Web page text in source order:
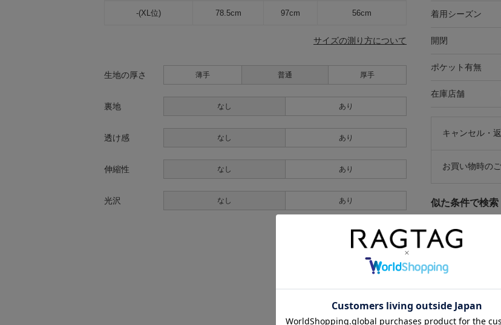
-(XL位) 78.5cm 97cm 56cm
サイズの測り方について
生地の厚さ 薄手 普通 厚手
裏地 なし あり
透け感 なし あり
伸縮性 なし あり
光沢 なし あり
着用シーズン
開閉
ポケット有無
在庫店舗
キャンセル・
お買い物時の
似た条件で検索
BOTTEGA
BOTTEGA
BOTTEGA